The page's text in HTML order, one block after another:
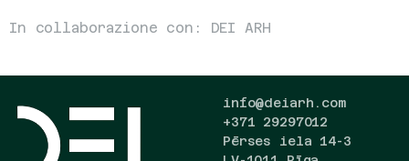
In collaborazione con: DEI ARH
info@deiarh.com
+371 29297012
Pērses iela 14-3